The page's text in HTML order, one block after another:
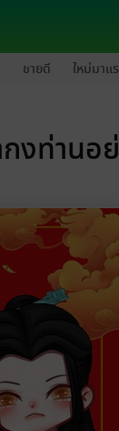
ขายดี ใหม่มาแ
กงท่านอ